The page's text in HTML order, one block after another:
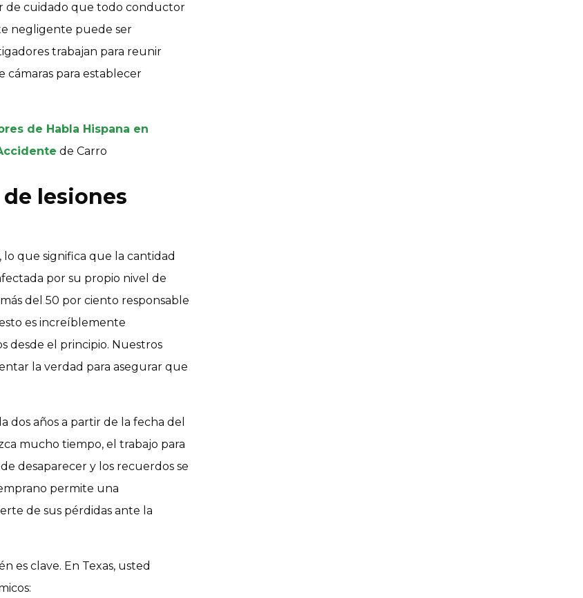
de cuidado que todo conductor
negligente puede ser
trabajan para reunir
cámaras para establecer
de Habla Hispana en
de Carro
lesiones
que significa que la cantidad
por su propio nivel de
del 50 por ciento responsable
es increíblemente
desde el principio. Nuestros
la verdad para asegurar que
dos años a partir de la fecha del
mucho tiempo, el trabajo para
desaparecer y los recuerdos se
permite una
de sus pérdidas ante la
es clave. En Texas, usted